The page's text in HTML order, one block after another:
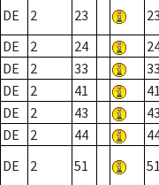
DE
2 23
DE
2 24
DE
2 33
DE
2 41
DE
2 43
DE
2 44
DE
2 51